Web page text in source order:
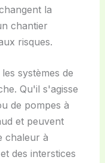
la
chantier
risques.
systèmes de
Qu'il s'agisse
de pompes à
et peuvent
chaleur à
des interstices